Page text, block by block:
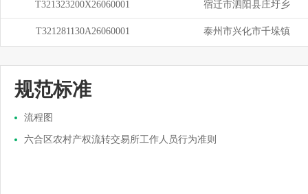
规范标准
流程图
六合区农村产权流转交易所工作人员行为准则